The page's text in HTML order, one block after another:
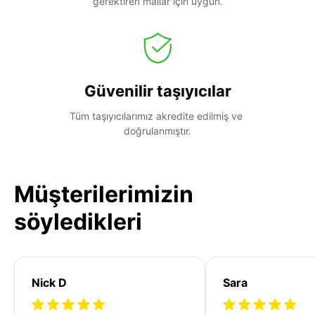
Güvenilir taşıyıcılar
Tüm taşıyıcılarımız akredite edilmiş ve
doğrulanmıştır.
Müşterilerimizin
söyledikleri
Nick D Sara